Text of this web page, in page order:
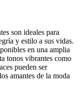
son ideales para
y estilo a sus vidas.
en una amplia
tonos vibrantes como
pueden ser
amantes de la moda